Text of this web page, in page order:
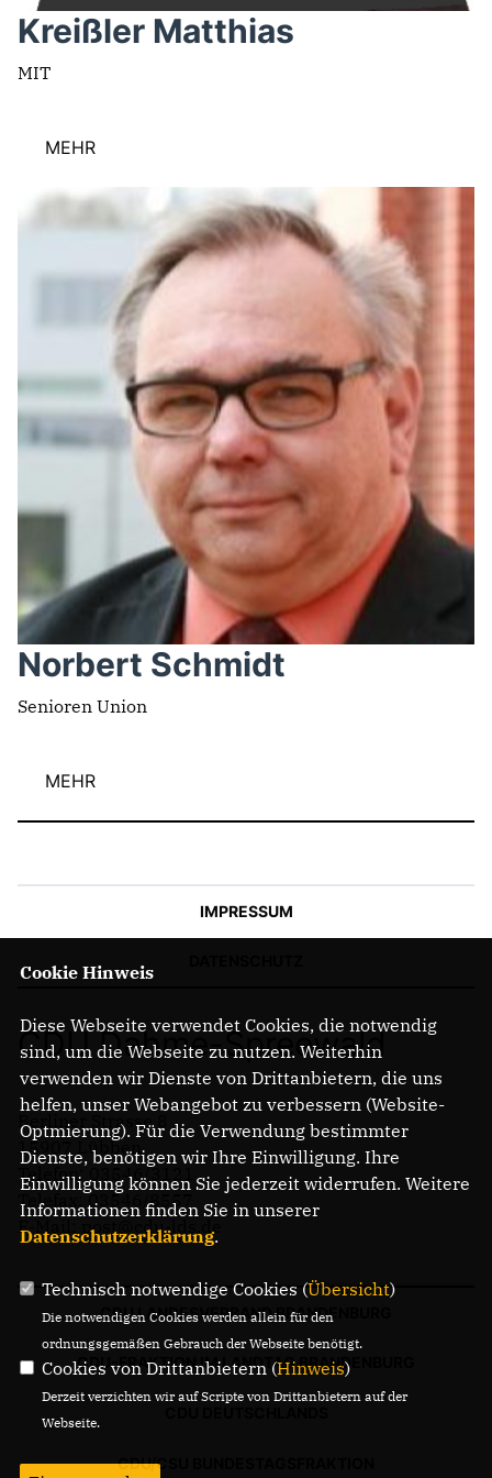
Kreißler Matthias
MIT
MEHR
Norbert Schmidt
Senioren Union
MEHR
IMPRESSUM
CDU Dahme-Spreewald
Berliner Strasse 8
15907 Lübben
Telefon: 03546/3121
Telefax: 03546/8557
E-Mail: post@cdu-lds.de
CDU LANDESVERBAND BRANDENBURG
CDU-FRAKTION IM LANDTAG BRANDENBURG
CDU/CSU BUNDESTAGSFRAKTION
Cookie Hinweis
Diese Webseite verwendet Cookies, die notwendig
sind, um die Webseite zu nutzen. Weiterhin
verwenden wir Dienste von Drittanbietern, die uns
helfen, unser Webangebot zu verbessern (Website-
Optmierung). Für die Verwendung bestimmter
Dienste, benötigen wir Ihre Einwilligung. Ihre
Einwilligung können Sie jederzeit widerrufen. Weitere
Informationen finden Sie in unserer
Datenschutzerklärung.
Technisch notwendige Cookies (Übersicht)
Die notwendigen Cookies werden allein für den
ordnungsgemäßen Gebrauch der Webseite benötigt.
Cookies von Drittanbietern (Hinweis)
Derzeit verzichten wir auf Scripte von Drittanbietern auf der
Webseite.